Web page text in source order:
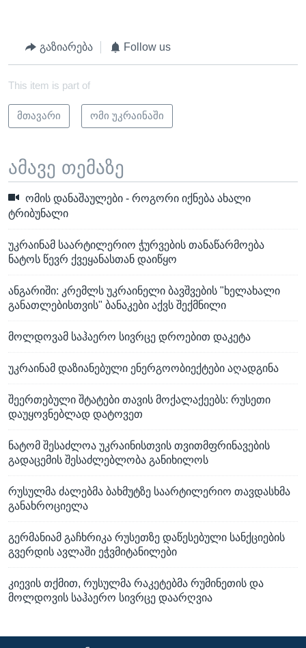
გაზიარება Follow us
This item is part of
მთავარი ომი უკრაინაში
ამავე თემაზე
ომის დანაშაულები - როგორი იქნება ახალი
ტრიბუნალი
უკრაინამ საარტილერიო ჭურვების თანაწარმოება
ნატოს წევრ ქვეყანასთან დაიწყო
ანგარიში: კრემლს უკრაინელი ბავშვების "ხელახალი
განათლებისთვის" ბანაკები აქვს შექმნილი
მოლდოვამ საჰაერო სივრცე დროებით დაკეტა
უკრაინამ დაზიანებული ენერგოობიექტები აღადგინა
შეერთებული შტატები თავის მოქალაქეებს: რუსეთი
დაუყოვნებლად დატოვეთ
ნატომ შესაძლოა უკრაინისთვის თვითმფრინავების
გადაცემის შესაძლებლობა განიხილოს
რუსულმა ძალებმა ბახმუტზე საარტილერიო თავდასხმა
განახროციელა
გერმანიამ გაჩხრიკა რუსეთზე დაწესებული სანქციების
გვერდის ავლაში ეჭვმიტანილები
კიევის თქმით, რუსულმა რაკეტებმა რუმინეთის და
მოლდოვის საჰაერო სივრცე დაარღვია